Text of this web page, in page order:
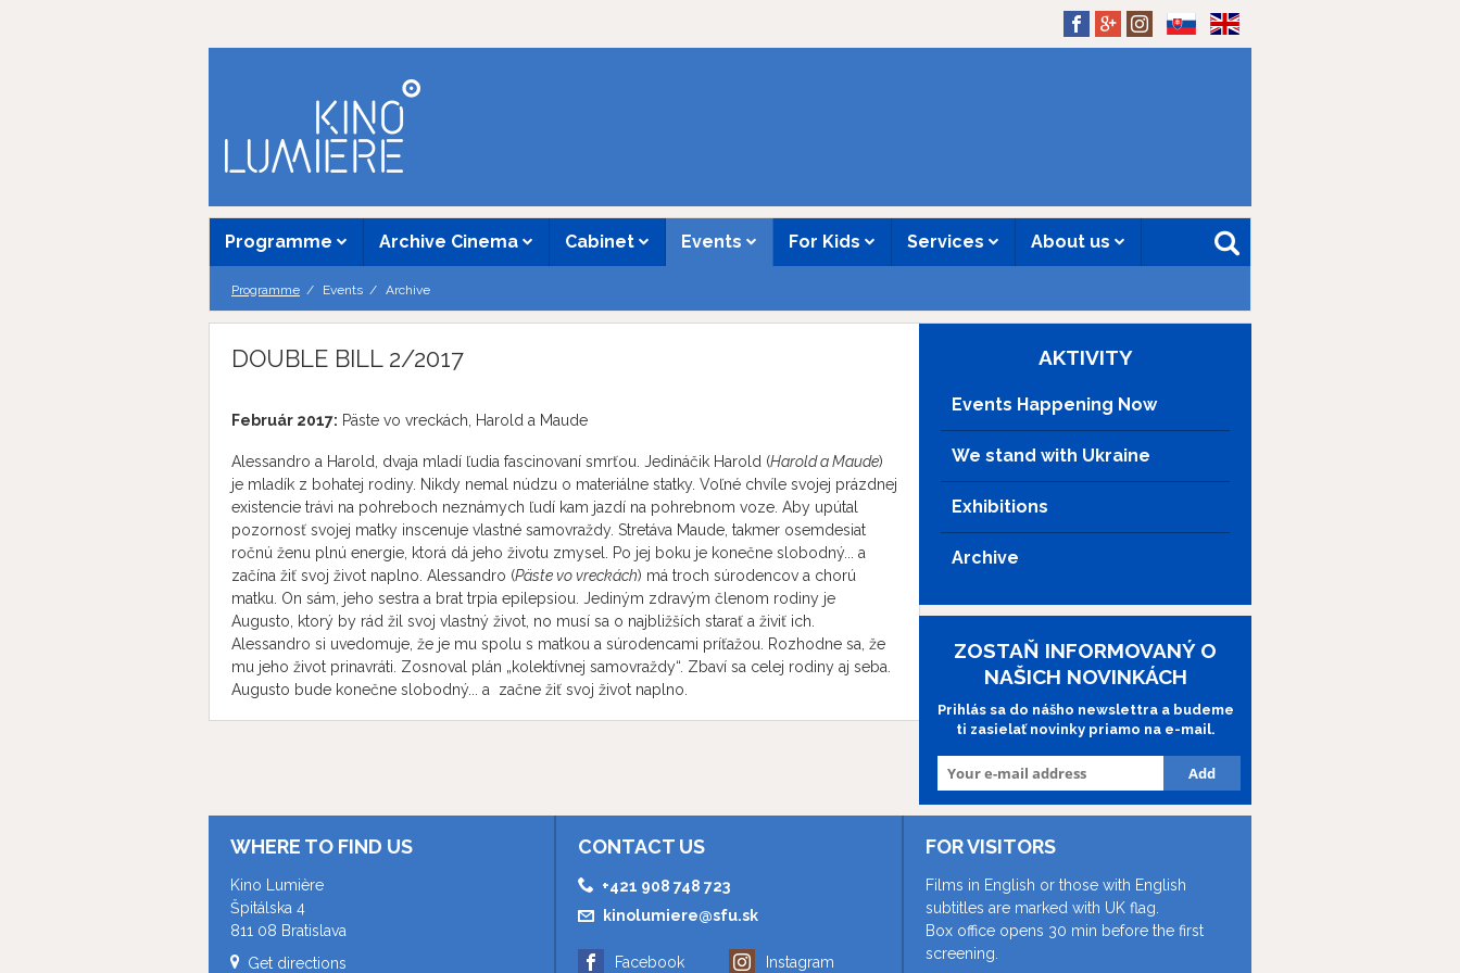
Programme Archive Cinema Cabinet Events For Kids Services About us
Programme Events Archive
DOUBLE BILL 2/2017
Február 2017: Päste vo vreckách, Harold a Maude
Alessandro a Harold, dvaja mladí ľudia fascinovaní smrťou. Jedináčik Harold (Harold a Maude)
je mladík z bohatej rodiny. Nikdy nemal núdzu o materiálne statky. Voľné chvíle svojej prázdnej
existencie trávi na pohreboch neznámych ľudí kam jazdí na pohrebnom voze. Aby upútal
pozornosť svojej matky inscenuje vlastné samovraždy. Stretáva Maude, takmer osemdesiat
ročnú ženu plnú energie, ktorá dá jeho životu zmysel. Po jej boku je konečne slobodný... a
začína žiť svoj život naplno. Alessandro (Päste vo vreckách) má troch súrodencov a chorú
matku. On sám, jeho sestra a brat trpia epilepsiou. Jediným zdravým členom rodiny je
Augusto, ktorý by rád žil svoj vlastný život, no musí sa o najbližších starať a živiť ich.
Alessandro si uvedomuje, že je mu spolu s matkou a súrodencami príťažou. Rozhodne sa, že
mu jeho život prinavráti. Zosnoval plán „kolektívnej samovraždy“. Zbaví sa celej rodiny aj seba.
Augusto bude konečne slobodný... a začne žiť svoj život naplno.
AKTIVITY
Events Happening Now
We stand with Ukraine
Exhibitions
Archive
ZOSTAŇ INFORMOVANÝ O
NAŠICH NOVINKÁCH
Prihlás sa do nášho newslettra a budeme
ti zasielať novinky priamo na e-mail.
WHERE TO FIND US
Kino Lumière
Špitálska 4
811 08 Bratislava
Get directions
CONTACT US
+421 908 748 723
kinolumiere@sfu.sk
Facebook Instagram
FOR VISITORS
Films in English or those with English
subtitles are marked with UK flag.
Box office opens 30 min before the first
screening.